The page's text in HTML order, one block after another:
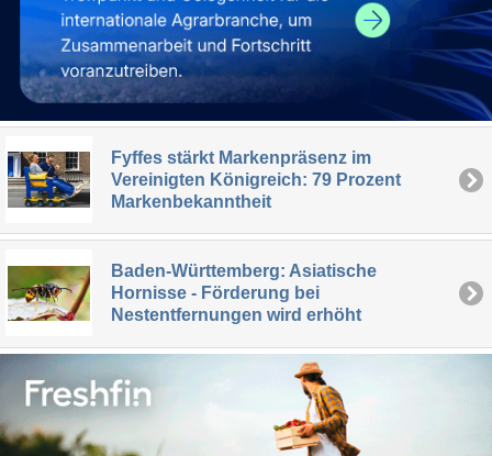
Fyffes stärkt Markenpräsenz im
Vereinigten Königreich: 79 Prozent
Markenbekanntheit
Baden-Württemberg: Asiatische
Hornisse - Förderung bei
Nestentfernungen wird erhöht